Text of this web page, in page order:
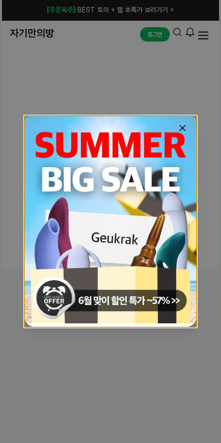
[주문폭주] BEST 토이 + 젤 초특가 보러가기 >
자기만의방 로그인
예상치 못한 에러입니다.